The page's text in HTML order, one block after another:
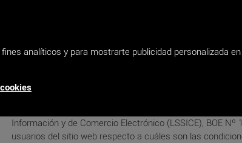
analíticos y para mostrarte publicidad personalizada
AVISO LEGAL
MANANTIAL DE IDEAS, S.L.
disposición de los usuarios el presente documento, con
Información y de Comercio Electrónico (LSSICE), BOE
usuarios del sitio web respecto a cuáles son las